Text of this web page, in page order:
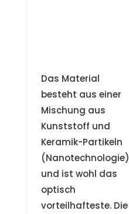
Das Material
besteht aus einer
Mischung aus
Kunststoff und
Keramik-Partikeln
(Nanotechnologie)
und ist wohl das
optisch
vorteilhafteste. Die